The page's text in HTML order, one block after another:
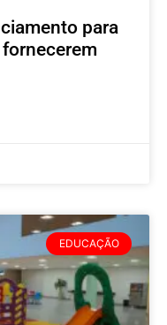
para
EDUCAÇÃO